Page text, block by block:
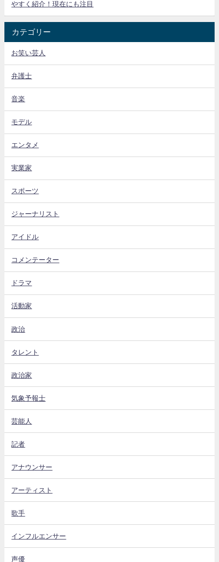
やすく紹介！現在にも注目
カテゴリー
お笑い芸人
弁護士
音楽
モデル
エンタメ
実業家
スポーツ
ジャーナリスト
アイドル
コメンテーター
ドラマ
活動家
政治
タレント
政治家
気象予報士
芸能人
記者
アナウンサー
アーティスト
歌手
インフルエンサー
声優